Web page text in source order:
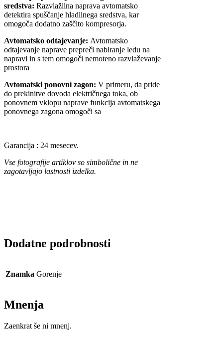
sredstva: Razvlažilna naprava avtomatsko
detektira spuščanje hladilnega sredstva, kar
omogoča dodatno zaščito kompresorja.
Avtomatsko odtajevanje: Avtomatsko
odtajevanje naprave prepreči nabiranje ledu na
napravi in s tem omogoči nemoteno razvlaževanje
prostora
Avtomatski ponovni zagon: V primeru, da pride
do prekinitve dovoda električnega toka, ob
ponovnem vklopu naprave funkcija avtomatskega
ponovnega zagona omogoči sa
Garancija : 24 mesecev.
Vse fotografije artiklov so simbolične in ne
zagotavljajo lastnosti izdelka.
Dodatne podrobnosti
Znamka Gorenje
Mnenja
Zaenkrat še ni mnenj.